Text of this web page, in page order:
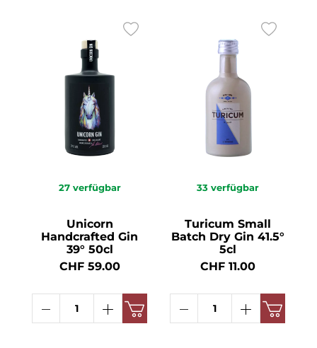
27 verfügbar
Unicorn
Handcrafted Gin
39° 50cl
CHF 59.00
33 verfügbar
Turicum Small
Batch Dry Gin 41.5°
5cl
CHF 11.00